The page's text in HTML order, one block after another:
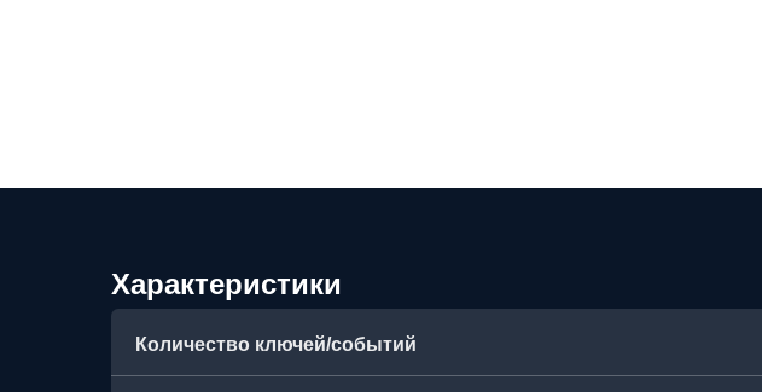
Характеристики
Количество ключей/событий